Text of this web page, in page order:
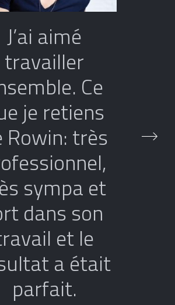
J’ai aimé
travailler
Ce
je retiens
Rowin: très
sympa et
dans son
et le
a était
parfait.